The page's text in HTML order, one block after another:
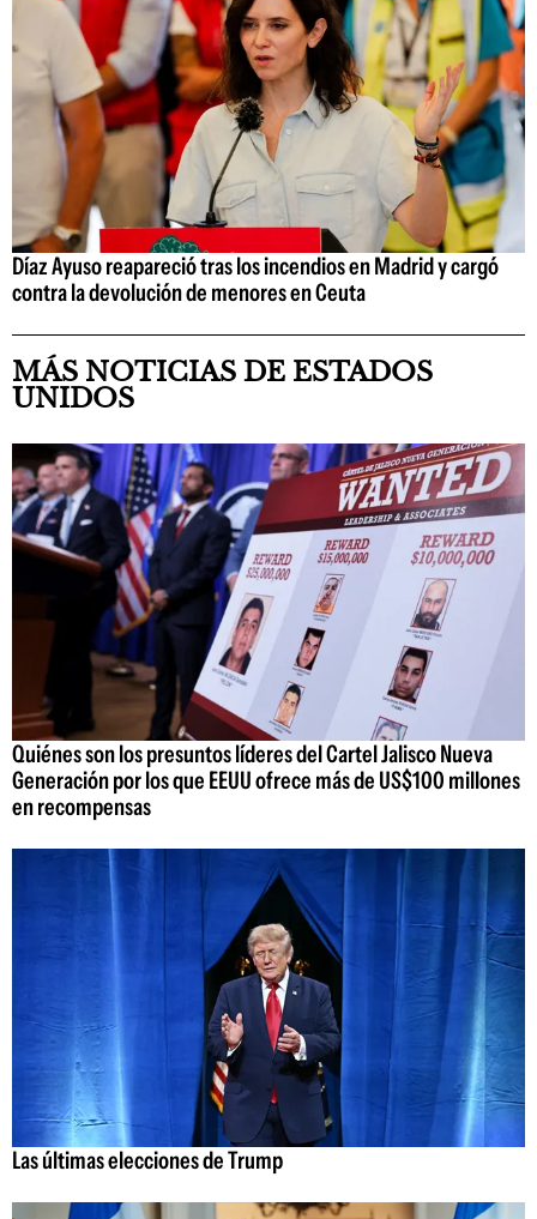
Díaz Ayuso reapareció tras los incendios en Madrid y cargó
contra la devolución de menores en Ceuta
MÁS NOTICIAS DE ESTADOS
UNIDOS
Quiénes son los presuntos líderes del Cartel Jalisco Nueva
Generación por los que EEUU ofrece más de US$100 millones
en recompensas
Las últimas elecciones de Trump